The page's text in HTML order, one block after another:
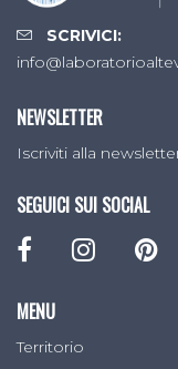
SCRIVICI:
NEWSLETTER
Iscriviti alla
SEGUICI SUI SOCIAL
MENU
Territorio